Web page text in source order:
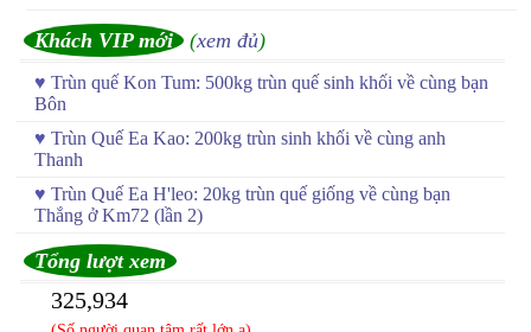
Khách VIP mới (xem đủ)
♥ Trùn quế Kon Tum: 500kg trùn quế sinh khối về cùng bạn
Bôn
♥ Trùn Quế Ea Kao: 200kg trùn sinh khối về cùng anh
Thanh
♥ Trùn Quế Ea H'leo: 20kg trùn quế giống về cùng bạn
Thắng ở Km72 (lần 2)
Tổng lượt xem
325,934